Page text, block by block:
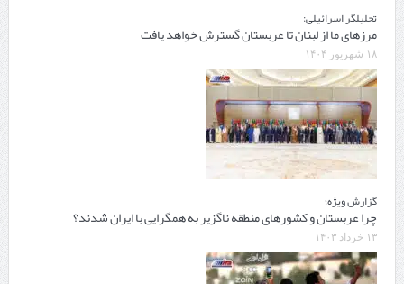
تحلیلگر اسرائیلی:
مرزهای ما از لبنان تا عربستان گسترش خواهد یافت
۱۸ شهریور ۱۴۰۴
گزارش ویژه؛
چرا عربستان و کشورهای منطقه ناگزیر به همگرایی با ایران شدند؟
۱۳ خرداد ۱۴۰۳